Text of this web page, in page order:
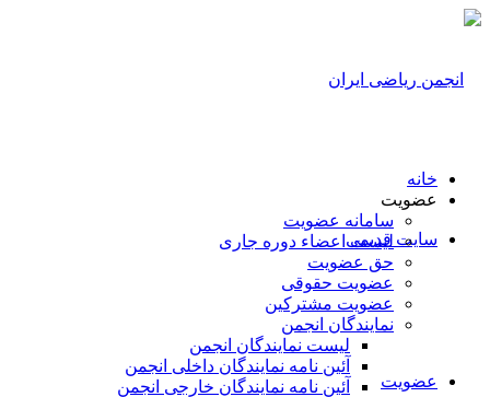
سایت قدیمی
عضویت
خانه
عضویت
سامانه عضویت
لیست اعضاء دوره جاری
حق عضویت
عضویت حقوقی
عضویت مشترکین
نمایندگان انجمن
لیست نمایندگان انجمن
آئین نامه نمایندگان داخلی انجمن
آئین نامه نمایندگان خارجی انجمن